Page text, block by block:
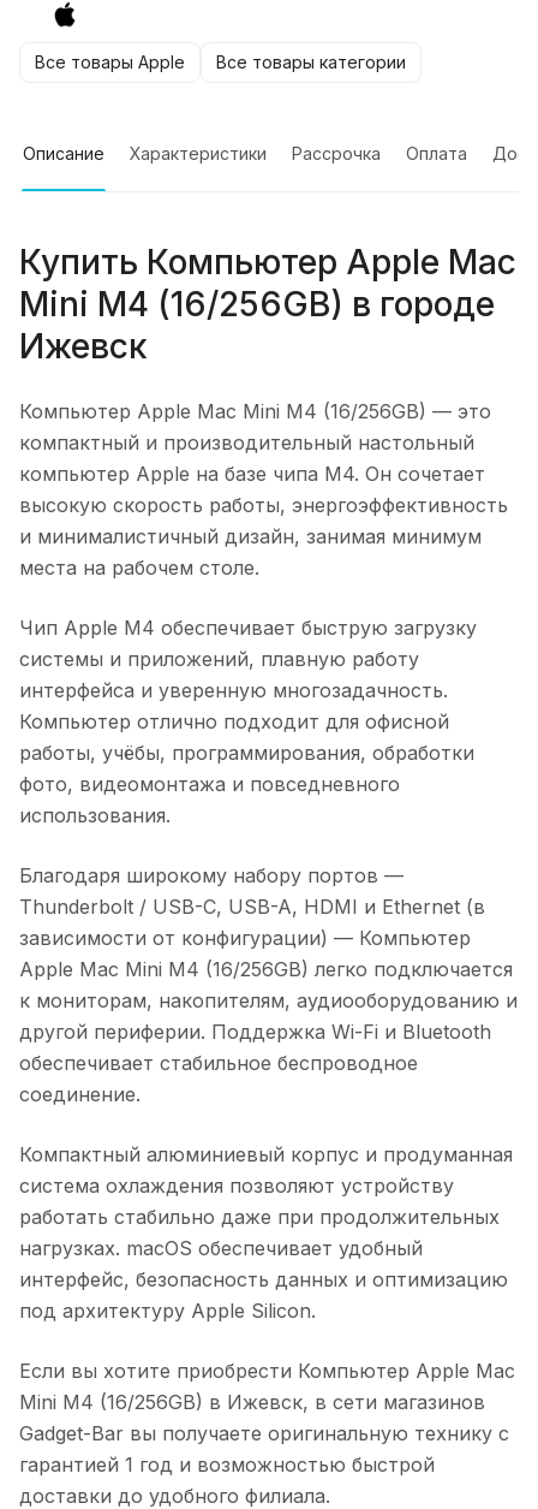
Все товары Apple Все товары категории
Описание Характеристики Рассрочка Оплата
Купить Компьютер Apple Mac
Mini M4 (16/256GB) в городе
Ижевск
Компьютер Apple Mac Mini M4 (16/256GB) — это
компактный и производительный настольный
компьютер Apple на базе чипа M4. Он сочетает
высокую скорость работы, энергоэффективность
и минималистичный дизайн, занимая минимум
места на рабочем столе.
Чип Apple M4 обеспечивает быструю загрузку
системы и приложений, плавную работу
интерфейса и уверенную многозадачность.
Компьютер отлично подходит для офисной
работы, учёбы, программирования, обработки
фото, видеомонтажа и повседневного
использования.
Благодаря широкому набору портов —
Thunderbolt / USB-C, USB-A, HDMI и Ethernet (в
зависимости от конфигурации) — Компьютер
Apple Mac Mini M4 (16/256GB) легко подключается
к мониторам, накопителям, аудиооборудованию и
другой периферии. Поддержка Wi-Fi и Bluetooth
обеспечивает стабильное беспроводное
соединение.
Компактный алюминиевый корпус и продуманная
система охлаждения позволяют устройству
работать стабильно даже при продолжительных
нагрузках. macOS обеспечивает удобный
интерфейс, безопасность данных и оптимизацию
под архитектуру Apple Silicon.
Если вы хотите приобрести Компьютер Apple Mac
Mini M4 (16/256GB) в Ижевск, в сети магазинов
Gadget-Bar вы получаете оригинальную технику с
гарантией 1 год и возможностью быстрой
доставки до удобного филиала.